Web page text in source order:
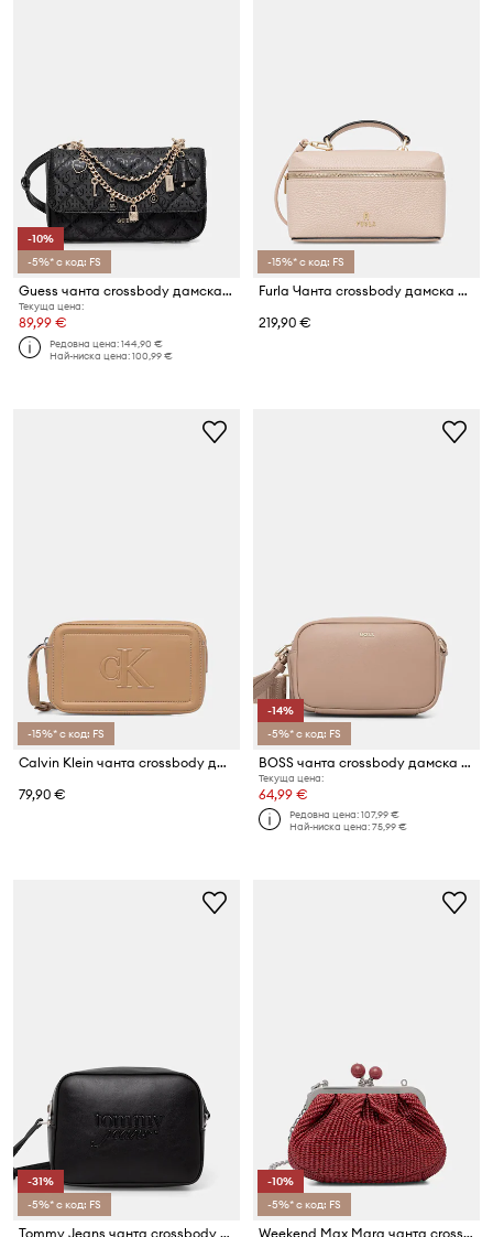
-10%
-5%* с код: FS
Guess чанта crossbody дамска LIBBY
Текуща цена:
89,99 €
Редовна цена:144,90 €
Най-ниска цена:100,99 €
-15%* с код: FS
Furla Чанта crossbody дамска от кожа
219,90 €
-15%* с код: FS
Calvin Klein чанта crossbody дамска от имитация на кожа
79,90 €
-14%
-5%* с код: FS
BOSS чанта crossbody дамска Sandy Crossbody
Текуща цена:
64,99 €
Редовна цена:107,99 €
Най-ниска цена:75,99 €
-31%
-5%* с код: FS
Tommy Jeans чанта crossbody дамска
-10%
-5%* с код: FS
Weekend Max Mara чанта crossbody дамска APALMAS